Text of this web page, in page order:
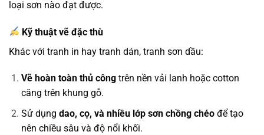
loại sơn nào đạt được.
Kỹ thuật vẽ đặc thù
Khác với tranh in hay tranh dán, tranh sơn dầu:
Vẽ hoàn toàn thủ côngtrên nền vải lanh hoặc cotton
căng trên khung gỗ.
Sử dụng dao, cọ, và nhiều lớp sơn chồng chéođể tạo
nên chiều sâu và độ nổi khối.